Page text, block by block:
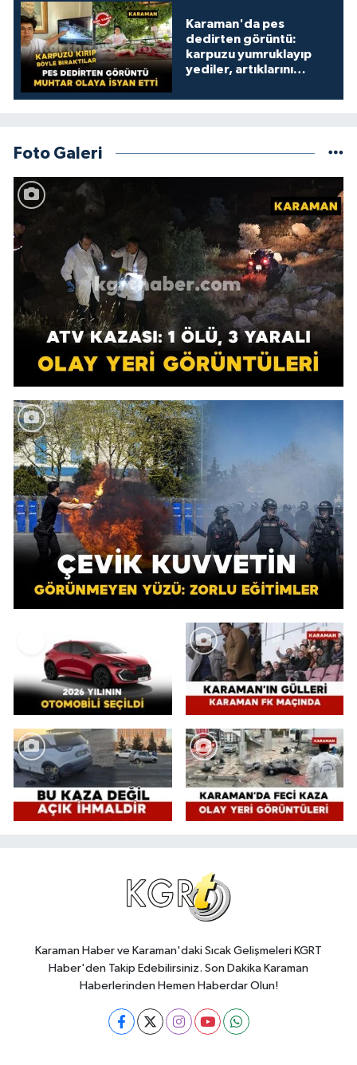
Karaman'da pes
dedirten görüntü:
karpuzu yumruklayıp
yediler, artıklarını
Foto Galeri
Karaman Haber ve Karaman'daki Sıcak Gelişmeleri KGRT
Haber'den Takip Edebilirsiniz. Son Dakika Karaman
Haberlerinden Hemen Haberdar Olun!